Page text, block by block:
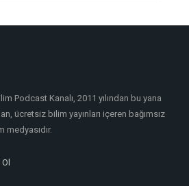
Podcast Kanalı, 2011 yılından bu yana
ücretsiz bilim yayınları içeren bağımsız
medyasıdır.